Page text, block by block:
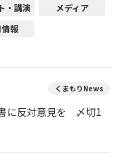
・講演
メディア
報
くまもりNews
に反対意見を 〆切1